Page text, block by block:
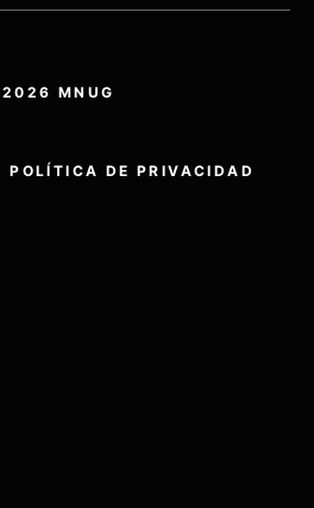
MNUG
POLÍTICA DE PRIVACIDAD